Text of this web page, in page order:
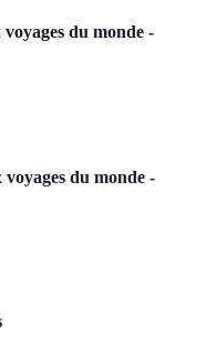
du monde -
du monde -